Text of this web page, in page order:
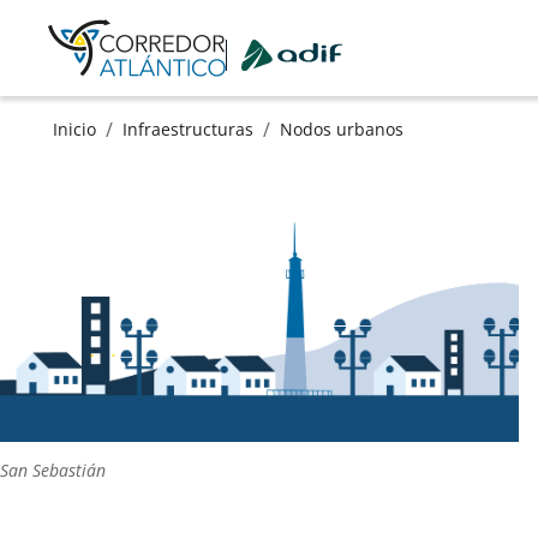
Ir a contenido principal
Inicio / Infraestructuras / Nodos urbanos
San Sebastián